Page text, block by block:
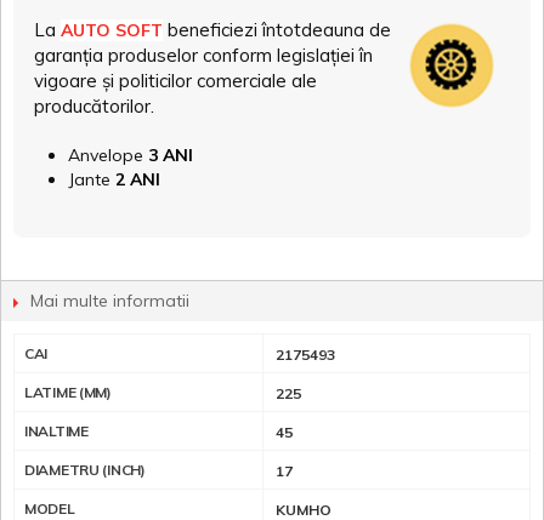
La AUTO SOFT beneficiezi întotdeauna de
garanția produselor conform legislației în
vigoare și politicilor comerciale ale
producătorilor.
Anvelope 3 ANI
Jante 2 ANI
Mai multe informatii
CAI 2175493
LATIME (MM) 225
INALTIME 45
DIAMETRU (INCH) 17
MODEL KUMHO